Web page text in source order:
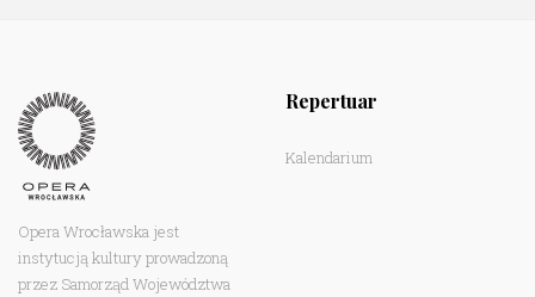
Opera Wrocławska jest
instytucją kultury prowadzoną
przez Samorząd Województwa
Repertuar
Kalendarium